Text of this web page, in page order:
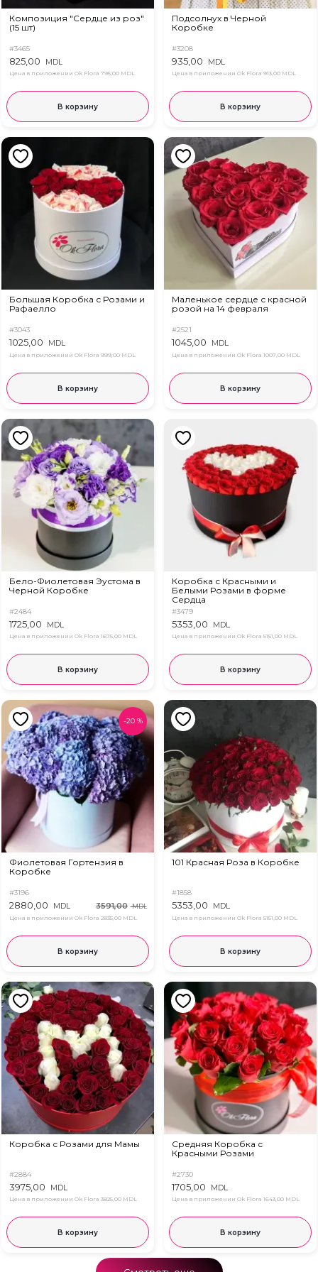
Композиция "Сердце из роз"
(15 шт)
#3465
825,00 MDL
Цена в приложении Ok Flora 795,00 MDL
В корзину
Подсолнух в Черной
Коробке
#3208
935,00 MDL
Цена в приложении Ok Flora 913,00 MDL
В корзину
Большая Коробка с Розами и
Рафаелло
#3043
1025,00 MDL
Цена в приложении Ok Flora 999,00 MDL
В корзину
Маленькое сердце с красной
розой на 14 февраля
#2521
1045,00 MDL
Цена в приложении Ok Flora 1007,00 MDL
В корзину
Бело-Фиолетовая Эустома в
Черной Коробке
#2484
1725,00 MDL
Цена в приложении Ok Flora 1675,00 MDL
В корзину
Коробка с Красными и
Белыми Розами в форме
Сердца
#3479
5353,00 MDL
Цена в приложении Ok Flora 5151,00 MDL
В корзину
-20%
Фиолетовая Гортензия в
Коробке
#3196
2880,00 MDL 3591,00 MDL
Цена в приложении Ok Flora 2835,00 MDL
В корзину
101 Красная Роза в Коробке
#1858
5353,00 MDL
Цена в приложении Ok Flora 5151,00 MDL
В корзину
Коробка с Розами для Мамы
#2884
3975,00 MDL
Цена в приложении Ok Flora 3825,00 MDL
В корзину
Средняя Коробка с
Красными Розами
#2730
1705,00 MDL
Цена в приложении Ok Flora 1643,00 MDL
В корзину